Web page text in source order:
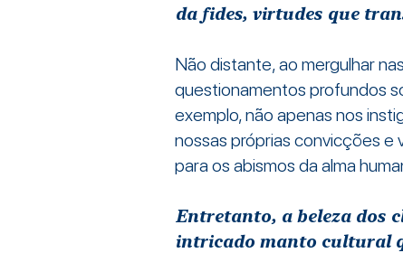
da fides, virtudes que
Não distante, ao mergulhar
questionamentos profundos
exemplo, não apenas nos
nossas próprias convicções e
para os abismos da alma
Entretanto, a beleza dos
intricado manto cultural